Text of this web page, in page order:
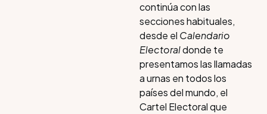
continúa con las
secciones habituales,
desde el Calendario
Electoraldonde te
presentamos las llamadas
a urnas en todos los
países del mundo, el
Cartel Electoral que